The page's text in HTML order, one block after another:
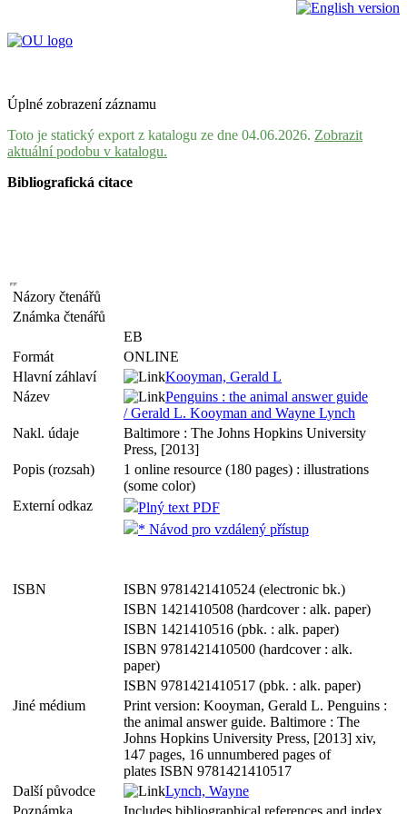
Úplné zobrazení záznamu
Toto je statický export z katalogu ze dne 04.06.2026. Zobrazit
aktuální podobu v katalogu.
Bibliografická citace
Názory čtenářů
Známka čtenářů
EB
Formát
ONLINE
Hlavní záhlaví
Kooyman, Gerald L
Název
Penguins : the animal answer guide
/ Gerald L. Kooyman and Wayne Lynch
Nakl. údaje
Baltimore : The Johns Hopkins University
Press, [2013]
Popis (rozsah)
1 online resource (180 pages) : illustrations
(some color)
Externí odkaz
Plný text PDF
* Návod pro vzdálený přístup
ISBN
ISBN 9781421410524 (electronic bk.)
ISBN 1421410508 (hardcover : alk. paper)
ISBN 1421410516 (pbk. : alk. paper)
ISBN 9781421410500 (hardcover : alk.
paper)
ISBN 9781421410517 (pbk. : alk. paper)
Jiné médium
Print version: Kooyman, Gerald L. Penguins :
the animal answer guide. Baltimore : The
Johns Hopkins University Press, [2013] xiv,
147 pages, 16 unnumbered pages of
plates ISBN 9781421410517
Další původce
Lynch, Wayne
Poznámka
Includes bibliographical references and index